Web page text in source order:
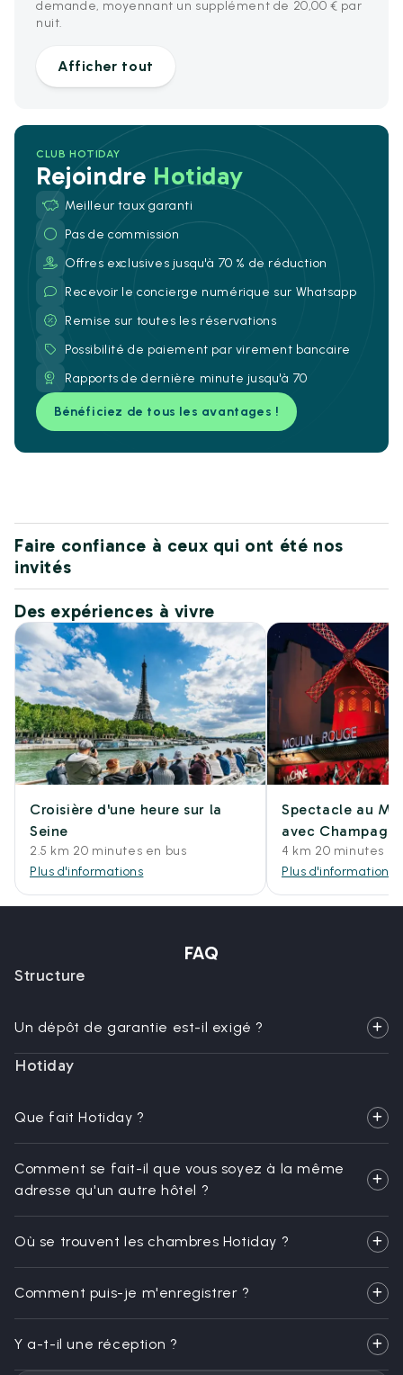
demande, moyennant un supplément de 20,00 € par
nuit.
Afficher tout
CLUB HOTIDAY
Rejoindre Hotiday
Meilleur taux garanti
Pas de commission
Offres exclusives jusqu'à 70 % de réduction
Recevoir le concierge numérique sur Whatsapp
Remise sur toutes les réservations
Possibilité de paiement par virement bancaire
Rapports de dernière minute jusqu'à 70
Bénéficiez de tous les avantages !
Faire confiance à ceux qui ont été nos
invités
Des expériences à vivre
Croisière d'une heure sur la
Seine
2.5 km 20 minutes en bus
Plus d'informations
Spectacle au
avec
4 km 20 minutes
Plus d'informations
FAQ
Structure
Un dépôt de garantie est-il exigé ?
Hotiday
Que fait Hotiday ?
Comment se fait-il que vous soyez à la même
adresse qu'un autre hôtel ?
Où se trouvent les chambres Hotiday ?
Comment puis-je m'enregistrer ?
Y a-t-il une réception ?